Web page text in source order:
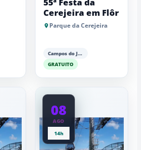
Cerejeira em Flôr
Parque da Cerejeira
Campos do Jordão
GRATUITO
08
AGO
14h